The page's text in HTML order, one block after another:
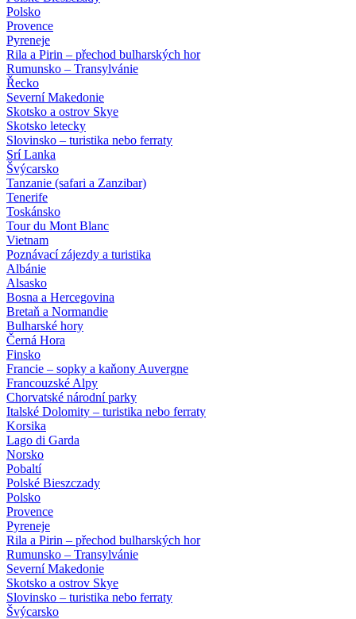
Polsko
Provence
Pyreneje
Rila a Pirin – přechod bulharských hor
Rumunsko – Transylvánie
Řecko
Severní Makedonie
Skotsko a ostrov Skye
Skotsko letecky
Slovinsko – turistika nebo ferraty
Srí Lanka
Švýcarsko
Tanzanie (safari a Zanzibar)
Tenerife
Toskánsko
Tour du Mont Blanc
Vietnam
Poznávací zájezdy a turistika
Albánie
Alsasko
Bosna a Hercegovina
Bretaň a Normandie
Bulharské hory
Černá Hora
Finsko
Francie – sopky a kaňony Auvergne
Francouzské Alpy
Chorvatské národní parky
Italské Dolomity – turistika nebo ferraty
Korsika
Lago di Garda
Norsko
Pobaltí
Polské Bieszczady
Polsko
Provence
Pyreneje
Rila a Pirin – přechod bulharských hor
Rumunsko – Transylvánie
Severní Makedonie
Skotsko a ostrov Skye
Slovinsko – turistika nebo ferraty
Švýcarsko